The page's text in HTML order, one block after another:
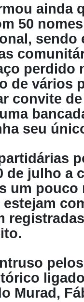
ainda
50
sendo
perdido
de vários
convite
seu
de julho a
um pouco
Murad,